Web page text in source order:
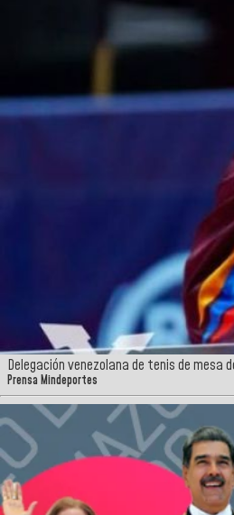
Delegación venezolana de tenis de mesa
Prensa Mindeportes